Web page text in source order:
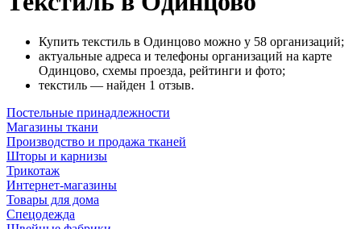
Купить текстиль в Одинцово можно у 58 организаций;
актуальные адреса и телефоны организаций на карте
Одинцово, схемы проезда, рейтинги и фото;
текстиль — найден 1 отзыв.
Постельные принадлежности
Магазины ткани
Производство и продажа тканей
Шторы и карнизы
Трикотаж
Интернет-магазины
Товары для дома
Спецодежда